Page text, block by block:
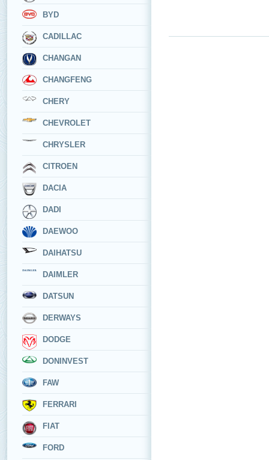
BYD
CADILLAC
CHANGAN
CHANGFENG
CHERY
CHEVROLET
CHRYSLER
CITROEN
DACIA
DADI
DAEWOO
DAIHATSU
DAIMLER
DATSUN
DERWAYS
DODGE
DONINVEST
FAW
FERRARI
FIAT
FORD